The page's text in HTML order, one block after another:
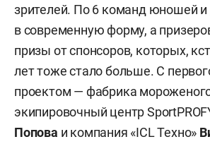
зрителей. По 6 команд юношей и
в современную форму, а
призы от спонсоров, которых,
лет тоже стало больше. С
проектом — фабрика
экипировочный центр
Попова и компания «ICL Техно»